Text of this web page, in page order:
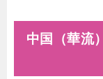
中国（華流